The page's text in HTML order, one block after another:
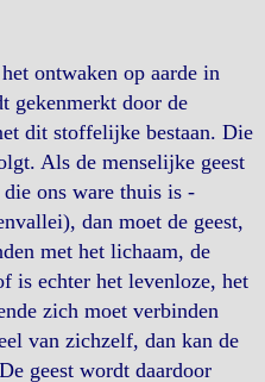
ontwaken op aarde in
gekenmerkt door de
dit stoffelijke bestaan. Die
Als de menselijke geest
ons ware thuis is -
dan moet de geest,
met het lichaam, de
is echter het levenloze, het
zich moet verbinden
van zichzelf, dan kan de
geest wordt daardoor